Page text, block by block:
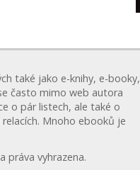
také jako e-knihy, e-booky,
často mimo web autora
o pár listech, ale také o
Mnoho ebooků je
práva vyhrazena.